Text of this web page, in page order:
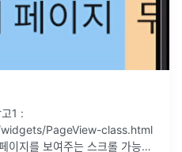
1 :
PageView-class.html
이지를 보여주는 스크롤 가능한